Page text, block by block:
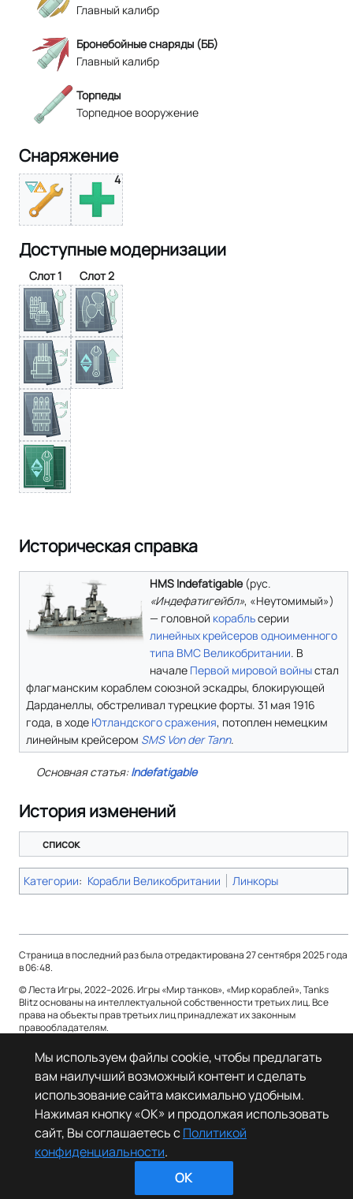
Главный калибр
Бронебойные снаряды (ББ)
Главный калибр
Торпеды
Торпедное вооружение
Снаряжение
4
Доступные модернизации
Слот 1 Слот 2
Историческая справка
HMS Indefatigable(рус.
«Индефатигейбл», «Неутомимый»)
— головной корабльсерии
линейных крейсеров одноименного
типа ВМС Великобритании. В
начале Первой мировой войныстал
флагманским кораблем союзной эскадры, блокирующей
Дарданеллы, обстреливал турецкие форты. 31 мая 1916
года, в ходе Ютландского сражения, потоплен немецким
линейным крейсером SMS Von der Tann.
Основная статья:Indefatigable
История изменений
список
Категории: Корабли Великобритании Линкоры
Страница в последний раз была отредактирована 27 сентября 2025 года
в 06:48.
© Леста Игры, 2022–2026. Игры «Мир танков», «Мир кораблей», Tanks
Blitz основаны на интеллектуальной собственности третьих лиц. Все
права на объекты прав третьих лиц принадлежат их законным
правообладателям.
Политика конфиденциальности
О Леста Wiki
Отказ от ответственности
Мы используем файлы cookie, чтобы предлагать
вам наилучший возможный контент и сделать
использование сайта максимально удобным.
Нажимая кнопку «OK» и продолжая использовать
сайт, Вы соглашаетесь сПолитикой
конфиденциальности.
OK